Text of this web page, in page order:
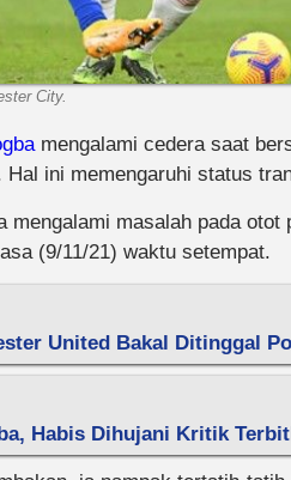
City.
mengalami cedera saat
ini memengaruhi status
mengalami masalah pada
(9/11/21) waktu setempat.
United Bakal Ditinggal
Habis Dihujani Kritik